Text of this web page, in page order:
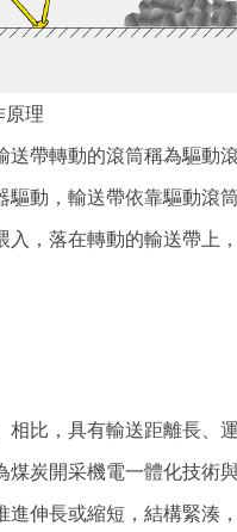
原理
帶轉動的滾筒稱為驅動
動，輸送帶依靠驅動滾
，落在轉動的輸送帶上
比，具有輸送距離長、
炭開采機電一體化技術
伸長或縮短，結構緊湊